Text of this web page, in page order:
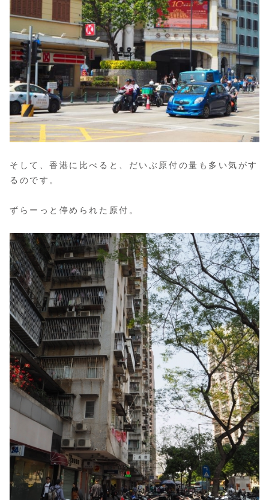
そして、香港に比べると、だいぶ原付の量も多い気がす
るのです。
ずらーっと停められた原付。